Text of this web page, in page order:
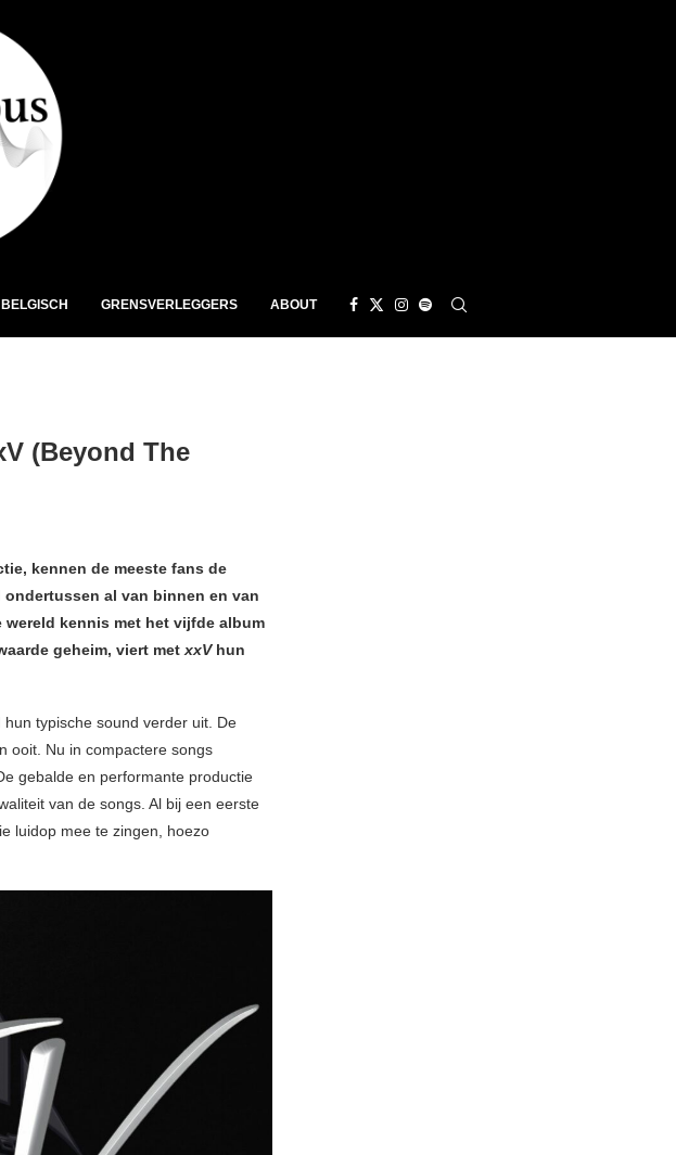
BELGISCH GRENSVERLEGGERS ABOUT
(Beyond The
kennen de meeste fans de
al van binnen en van
wereld kennis met het vijfde album
geheim, viert metxxV hun
hun typische sound verder uit. De
ooit. Nu in compactere songs
gebalde en performante productie
van de songs. Al bij een eerste
luidop mee te zingen, hoezo